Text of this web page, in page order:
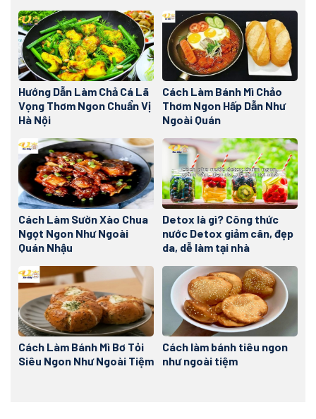
Hướng Dẫn Làm Chả Cá Lã
Vọng Thơm Ngon Chuẩn Vị
Hà Nội
Cách Làm Bánh Mì Chảo
Thơm Ngon Hấp Dẫn Như
Ngoài Quán
Cách Làm Sườn Xào Chua
Ngọt Ngon Như Ngoài
Quán Nhậu
Detox là gì? Công thức
nước Detox giảm cân, đẹp
da, dễ làm tại nhà
Cách Làm Bánh Mì Bơ Tỏi
Siêu Ngon Như Ngoài Tiệm
Cách làm bánh tiêu ngon
như ngoài tiệm